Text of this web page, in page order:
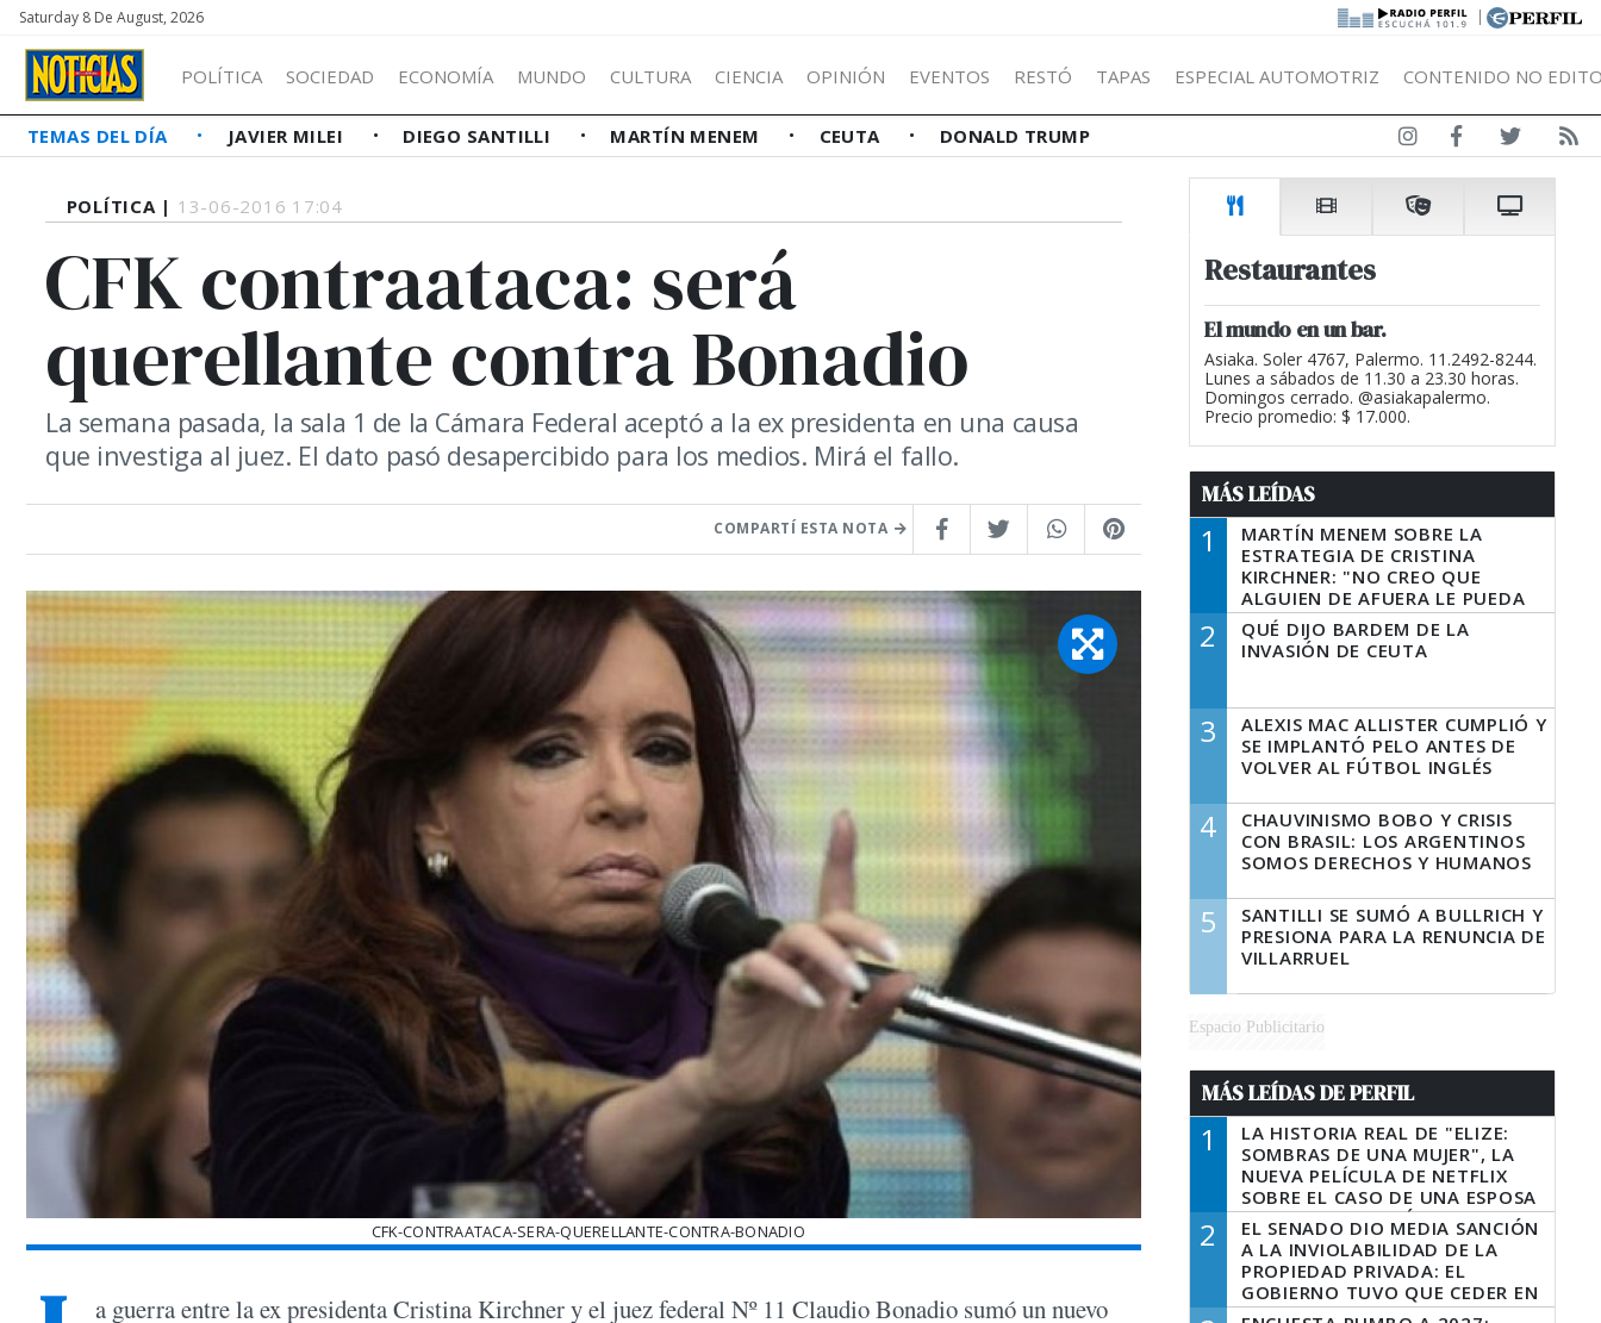
Saturday 8 De August, 2026 |
POLÍTICA SOCIEDAD ECONOMÍA MUNDO CULTURA CIENCIA OPINIÓN EVENTOS RESTÓ TAPAS ESPECIAL AUTOMOTRIZ CONTENIDO NO
TEMAS DEL DÍA JAVIER MILEI DIEGO SANTILLI MARTÍN MENEM CEUTA DONALD TRUMP
POLÍTICA | 13-06-2016 17:04
CFK contraataca: será
querellante contra Bonadio
La semana pasada, la sala 1 de la Cámara Federal aceptó a la ex presidenta en una causa
que investiga al juez. El dato pasó desapercibido para los medios. Mirá el fallo.
COMPARTÍ ESTA NOTA
CFK-CONTRAATACA-SERA-QUERELLANTE-CONTRA-BONADIO
a guerra entre la ex presidenta Cristina Kirchner y el juez federal Nº 11 Claudio Bonadio sumó un nuevo
Restaurantes
El mundo en un bar.
Asiaka. Soler 4767, Palermo. 11.2492-8244.
Lunes a sábados de 11.30 a 23.30 horas.
Domingos cerrado. @asiakapalermo.
Precio promedio: $ 17.000.
MÁS LEÍDAS
1
MARTÍN MENEM SOBRE LA
ESTRATEGIA DE CRISTINA
KIRCHNER: "NO CREO QUE
ALGUIEN DE AFUERA LE PUEDA
DECIR A LA JUSTICIA LO QUE
TIENE QUE HACER"
2
QUÉ DIJO BARDEM DE LA
INVASIÓN DE CEUTA
3
ALEXIS MAC ALLISTER CUMPLIÓ Y
SE IMPLANTÓ PELO ANTES DE
VOLVER AL FÚTBOL INGLÉS
4
CHAUVINISMO BOBO Y CRISIS
CON BRASIL: LOS ARGENTINOS
SOMOS DERECHOS Y HUMANOS
5
SANTILLI SE SUMÓ A BULLRICH Y
PRESIONA PARA LA RENUNCIA DE
VILLARRUEL
Espacio Publicitario
MÁS LEÍDAS DE PERFIL
1
LA HISTORIA REAL DE "ELIZE:
SOMBRAS DE UNA MUJER", LA
NUEVA PELÍCULA DE NETFLIX
SOBRE EL CASO DE UNA ESPOSA
QUE DESCUARTIZÓ A SU
MARIDO
2
EL SENADO DIO MEDIA SANCIÓN
A LA INVIOLABILIDAD DE LA
PROPIEDAD PRIVADA: EL
GOBIERNO TUVO QUE CEDER EN
LA LEY DEL MANEJO DEL FUEGO